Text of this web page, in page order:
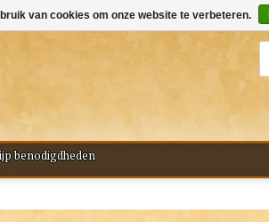
benodigdheden
van cookies om onze website te verbeteren.